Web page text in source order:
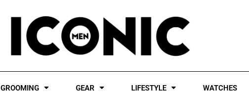
GROOMING GEAR LIFESTYLE WATCHES